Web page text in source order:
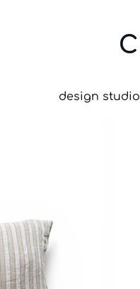
design studio